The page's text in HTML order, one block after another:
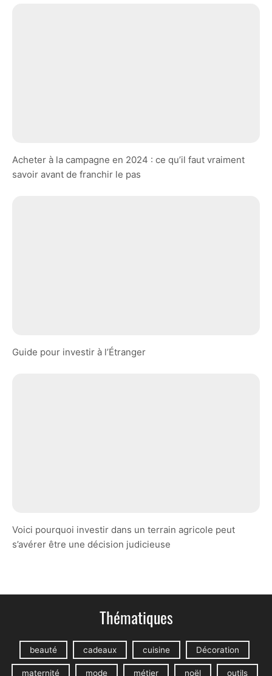
Acheter à la campagne en 2024 : ce qu’il faut vraiment
savoir avant de franchir le pas
Guide pour investir à l’Étranger
Voici pourquoi investir dans un terrain agricole peut
s’avérer être une décision judicieuse
Thématiques
beauté cadeaux cuisine Décoration
maternité mode métier noël outils